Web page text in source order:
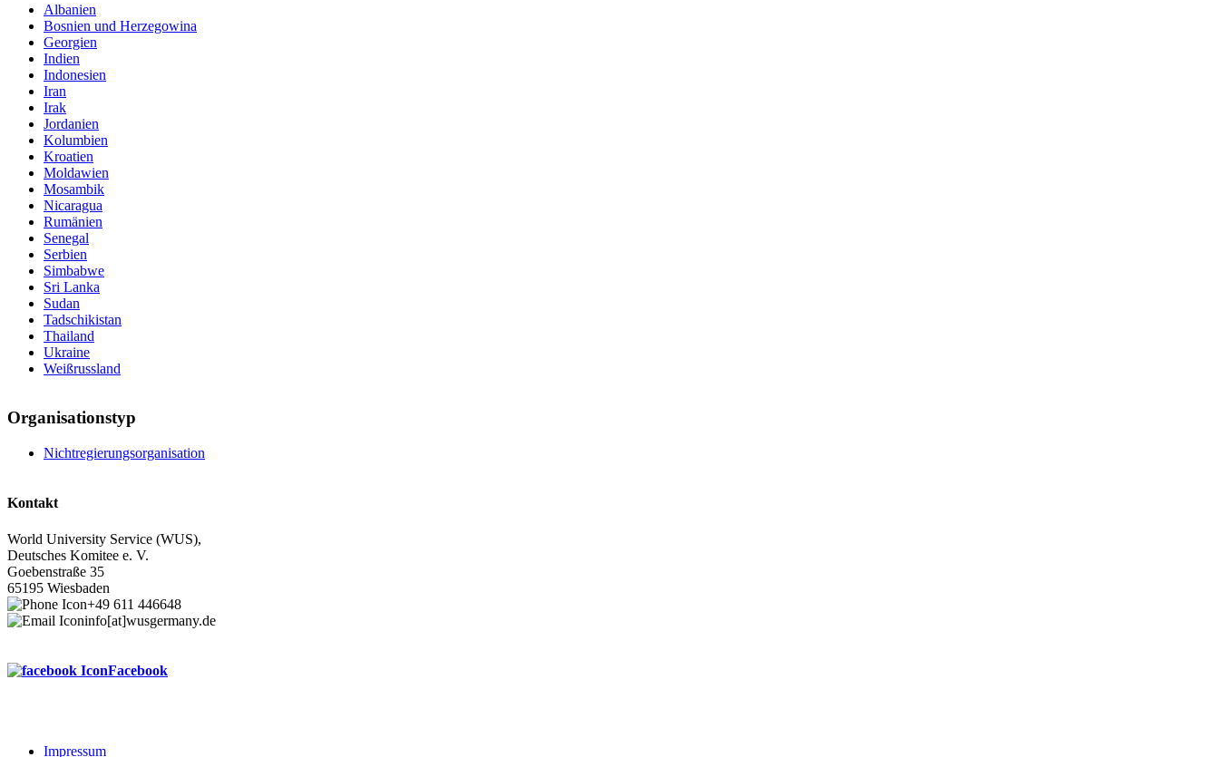
Albanien
Bosnien und Herzegowina
Georgien
Indien
Indonesien
Iran
Irak
Jordanien
Kolumbien
Kroatien
Moldawien
Mosambik
Nicaragua
Rumänien
Senegal
Serbien
Simbabwe
Sri Lanka
Sudan
Tadschikistan
Thailand
Ukraine
Weißrussland
Organisationstyp
Nichtregierungsorganisation
Kontakt
World University Service (WUS),
Deutsches Komitee e. V.
Goebenstraße 35
65195 Wiesbaden
+49 611 446648
info[at]wusgermany.de
Facebook
Impressum